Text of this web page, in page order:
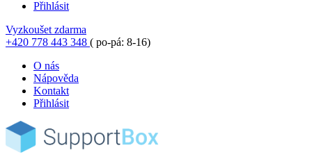
Přihlásit
Vyzkoušet zdarma
+420 778 443 348 ( po-pá: 8-16)
O nás
Nápověda
Kontakt
Přihlásit